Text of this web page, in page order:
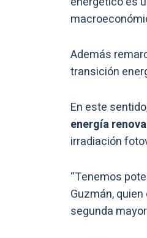
Además
transición
En este
energía
irradiación
“Tenemos
Guzmán,
segunda